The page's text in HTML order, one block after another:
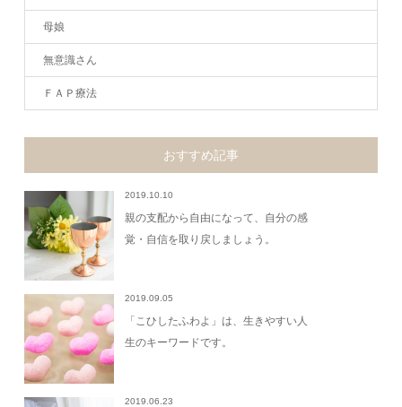
母娘
無意識さん
ＦＡＰ療法
おすすめ記事
2019.10.10
親の支配から自由になって、自分の感
覚・自信を取り戻しましょう。
2019.09.05
「こひしたふわよ」は、生きやすい人
生のキーワードです。
2019.06.23